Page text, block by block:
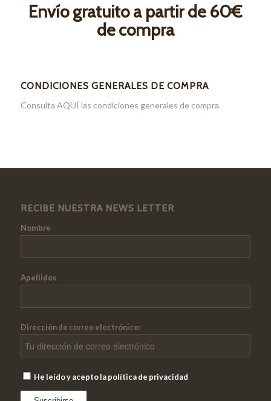
Envío gratuito a partir de 60€
de compra
CONDICIONES GENERALES DE COMPRA
Consulta AQUÍlas condiciones generales de compra.
RECIBE NUESTRA NEWS LETTER
Nombre
Apellidos
Dirección de correo electrónico:
He leído y acepto la política de privacidad